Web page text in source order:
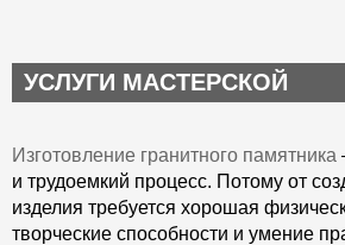
УСЛУГИ МАСТЕРСКОЙ
Изготовление гранитного памятника
и трудоемкий процесс. Потому от
изделия требуется хорошая
творческие способности и умение